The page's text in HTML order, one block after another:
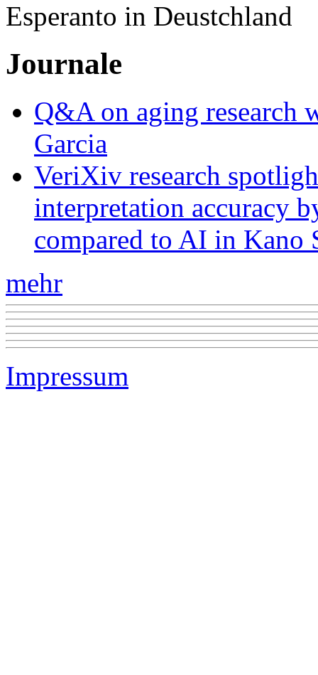
Esperanto in Deustchland
Journale
Q&A on aging research
Garcia
VeriXiv research
interpretation accuracy
compared to AI in Kano
mehr
Impressum